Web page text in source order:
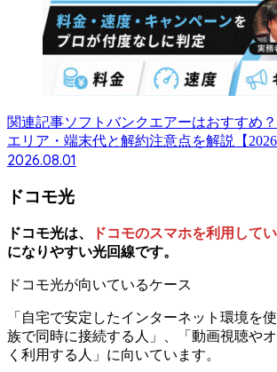
関連記事ソフトバンクエアーはおすすめ
エリア・端末代と解約注意点を解説【2026
2026.08.01
ドコモ光
ドコモ光は、 ドコモのスマホを利用して
になりやすい光回線です。
ドコモ光が向いているケース
「自宅で安定したインターネット環境を
族で同時に接続する人」、「動画視聴や
く利用する人」に向いています。